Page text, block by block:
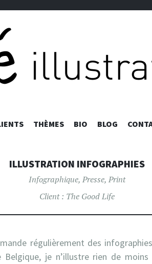
ALLER
THÈMES BIO BLOG
ILLUSTRATION INFOGRAPHIES
Infographique, Presse, Print
Client : The Good Life
régulièrement des
je n’illustre rien de